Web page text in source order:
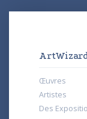
Œuvres
Artistes
Des